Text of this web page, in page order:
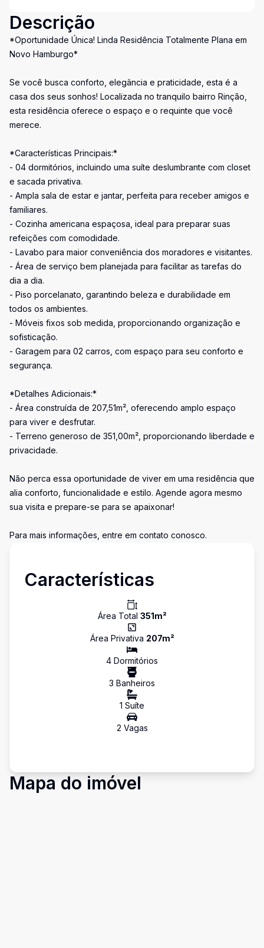
Descrição
*Oportunidade Única! Linda Residência Totalmente Plana em
Novo Hamburgo*
Se você busca conforto, elegância e praticidade, esta é a
casa dos seus sonhos! Localizada no tranquilo bairro Rinção,
esta residência oferece o espaço e o requinte que você
merece.
*Características Principais:*
- 04 dormitórios, incluindo uma suíte deslumbrante com closet
e sacada privativa.
- Ampla sala de estar e jantar, perfeita para receber amigos e
familiares.
- Cozinha americana espaçosa, ideal para preparar suas
refeições com comodidade.
- Lavabo para maior conveniência dos moradores e visitantes.
- Área de serviço bem planejada para facilitar as tarefas do
dia a dia.
- Piso porcelanato, garantindo beleza e durabilidade em
todos os ambientes.
- Móveis fixos sob medida, proporcionando organização e
sofisticação.
- Garagem para 02 carros, com espaço para seu conforto e
segurança.
*Detalhes Adicionais:*
- Área construída de 207,51m², oferecendo amplo espaço
para viver e desfrutar.
- Terreno generoso de 351,00m², proporcionando liberdade e
privacidade.
Não perca essa oportunidade de viver em uma residência que
alia conforto, funcionalidade e estilo. Agende agora mesmo
sua visita e prepare-se para se apaixonar!
Para mais informações, entre em contato conosco.
Características
Área Total 351m²
Área Privativa 207m²
4 Dormitórios
3 Banheiros
1 Suíte
2 Vagas
Mapa do imóvel